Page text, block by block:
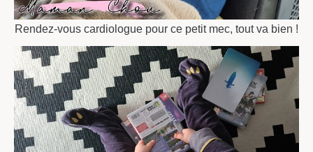
Rendez-vous cardiologue pour ce petit mec, tout va bien !